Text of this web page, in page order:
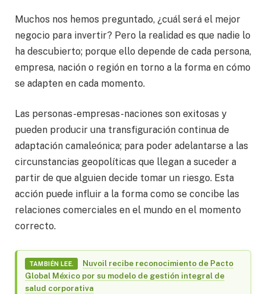
Muchos nos hemos preguntado, ¿cuál será el mejor
negocio para invertir? Pero la realidad es que nadie lo
ha descubierto; porque ello depende de cada persona,
empresa, nación o región en torno a la forma en cómo
se adapten en cada momento.
Las personas-empresas-naciones son exitosas y
pueden producir una transfiguración continua de
adaptación camaleónica; para poder adelantarse a las
circunstancias geopolíticas que llegan a suceder a
partir de que alguien decide tomar un riesgo. Esta
acción puede influir a la forma como se concibe las
relaciones comerciales en el mundo en el momento
correcto.
TAMBIÉN LEE.
Nuvoil recibe reconocimiento de Pacto
Global México por su modelo de gestión integral de
salud corporativa